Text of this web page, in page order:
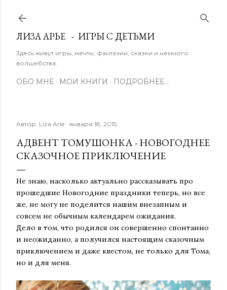
ЛИЗА АРЬЕ - ИГРЫ С ДЕТЬМИ
Здесь живут игры, мечты, фантазии, сказки и немного
волшебства.
ОБО МНЕ МОИ КНИГИ ПОДРОБНЕЕ…
Автор: Liza Arie января 18, 2015
АДВЕНТ ТОМУШОНКА - НОВОГОДНЕЕ
СКАЗОЧНОЕ ПРИКЛЮЧЕНИЕ
Не знаю, насколько актуально рассказывать про
прошедшие Новогодние праздники теперь, но все
же, не могу не поделится нашим внезапным и
совсем не обычным календарем ожидания.
Дело в том, что родился он совершенно спонтанно
и неожиданно, а получился настоящим сказочным
приключением и даже квестом, не только для Тома,
но и для меня.